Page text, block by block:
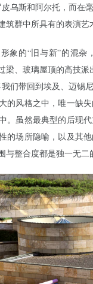
皮乌斯和阿尔托，而在
筑群中所具有的表演艺
象的“旧与新”的混
梁、玻璃屋顶的高技
们带回到埃及、迈锡
的风格之中，唯一缺
。虽然最典型的后现
的场所隐喻，以及其
整合度都是独一无二